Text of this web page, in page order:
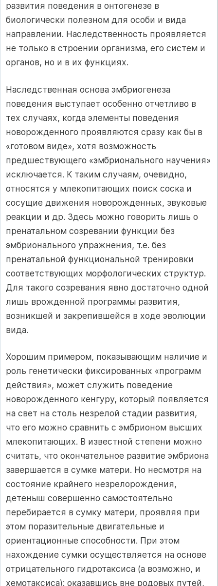
развития поведения в онтогенезе в
биологически полезном для особи и вида
направлении. Наследственность проявляется
не только в строении организма, его систем и
органов, но и в их функциях.
Наследственная основа эмбриогенеза
поведения выступает особенно отчетливо в
тех случаях, когда элементы поведения
новорожденного проявляются сразу как бы в
«готовом виде», хотя возможность
предшествующего «эмбрионального научения»
исключается. К таким случаям, очевидно,
относятся у млекопитающих поиск соска и
сосущие движения новорожденных, звуковые
реакции и др. Здесь можно говорить лишь о
пренатальном созревании функции без
эмбрионального упражнения, т.е. без
пренатальной функциональной тренировки
соответствующих морфологических структур.
Для такого созревания явно достаточно одной
лишь врожденной программы развития,
возникшей и закрепившейся в ходе эволюции
вида.
Хорошим примером, показывающим наличие и
роль генетически фиксированных «программ
действия», может служить поведение
новорожденного кенгуру, который появляется
на свет на столь незрелой стадии развития,
что его можно сравнить с эмбрионом высших
млекопитающих. В известной степени можно
считать, что окончательное развитие эмбриона
завершается в сумке матери. Но несмотря на
состояние крайнего незрелорождения,
детеныш совершенно самостоятельно
перебирается в сумку матери, проявляя при
этом поразительные двигательные и
ориентационные способности. При этом
нахождение сумки осуществляется на основе
отрицательного гидротаксиса (а возможно, и
хемотаксиса): оказавшись вне родовых путей,